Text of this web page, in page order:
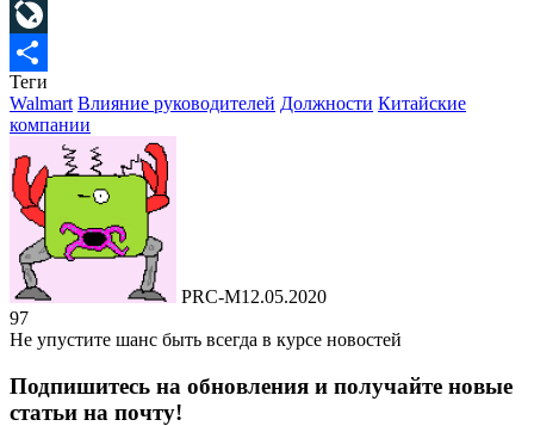
Mail.Ru
LiveJournal
Отправить
Теги
Walmart Влияние руководителей Должности Китайские
компании
PRC-M12.05.2020
97
Не упустите шанс быть всегда в курсе новостей
Подпишитесь на обновления и получайте новые
статьи на почту!